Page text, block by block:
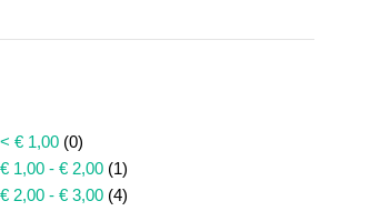
< € 1,00 (0)
€ 1,00 - € 2,00 (1)
€ 2,00 - € 3,00 (4)